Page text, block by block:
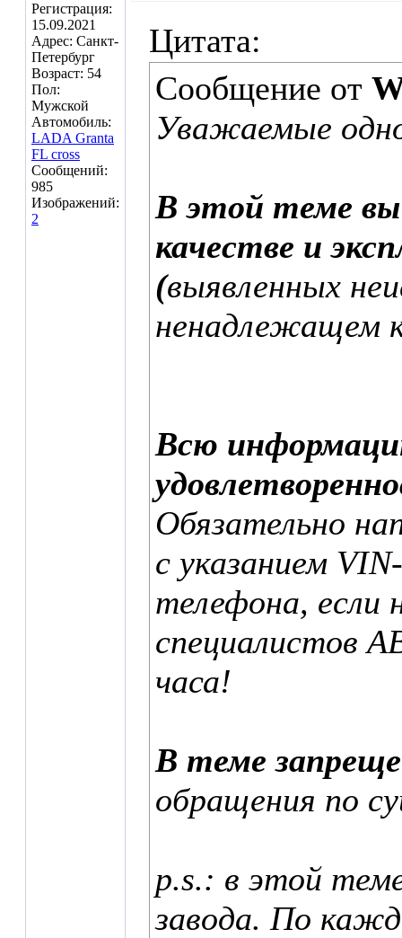
Регистрация:
15.09.2021
Адрес: Санкт-
Петербург
Возраст: 54
Пол:
Мужской
Автомобиль:
LADA Granta
FL cross
Сообщений:
985
Изображений:
2
Цитата:
Сообщение от
Уважаемые
В этой теме
качестве и
(выявленных
ненадлежащем
Всю
Обязательно
с указанием
телефона, если
специалистов
часа!
В теме
обращения по
p.s.: в этой
завода. По